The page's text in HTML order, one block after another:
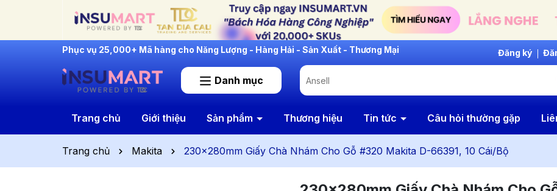
INSUMART: Lắng Nghe - Thấu Hiểu - Cải Tiến Đăng ký
Danh mục
Trang chủ Giới thiệu Sản phẩm Thương hiệu Tin tức Câu hỏi thường gặp
Trang chủ Makita 230x280mm Giấy Chà Nhám Cho Gỗ #320 Makita D-66391, 10 Cái/Bộ